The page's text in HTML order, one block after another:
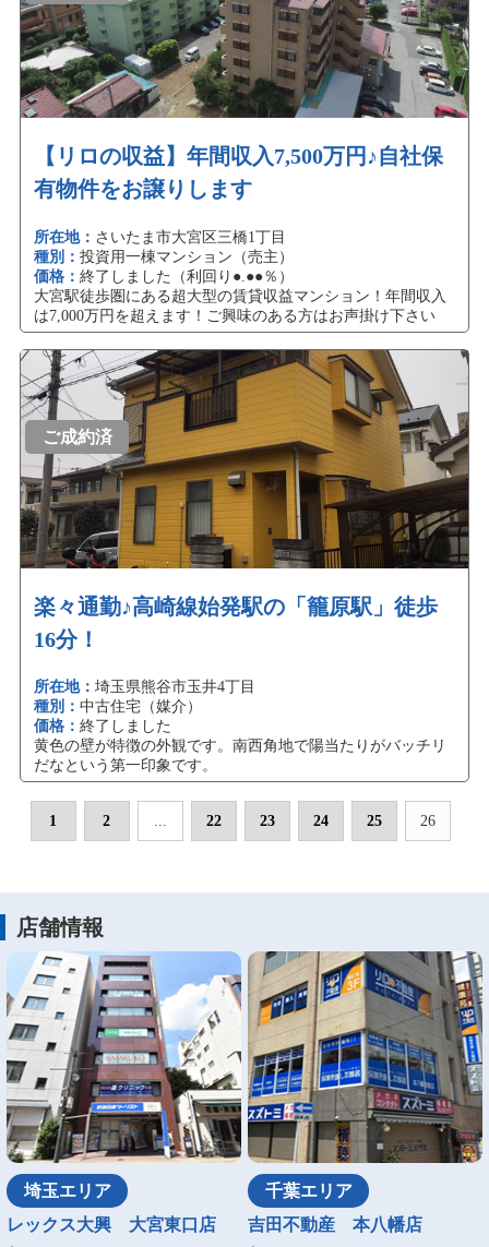
【リロの収益】年間収入7,500万円♪自社保
有物件をお譲りします
所在地： さいたま市大宮区三橋1丁目
種別： 投資用一棟マンション（売主）
価格： 終了しました（利回り●.●●％）
大宮駅徒歩圏にある超大型の賃貸収益マンション！年間収入
は7,000万円を超えます！ご興味のある方はお声掛け下さい
ご成約済
楽々通勤♪高崎線始発駅の「籠原駅」徒歩
16分！
所在地： 埼玉県熊谷市玉井4丁目
種別： 中古住宅（媒介）
価格： 終了しました
黄色の壁が特徴の外観です。南西角地で陽当たりがバッチリ
だなという第一印象です。
1 2 22 23 24 25 26
店舗情報
埼玉エリア
レックス大興 大宮東口店
千葉エリア
吉田不動産 本八幡店